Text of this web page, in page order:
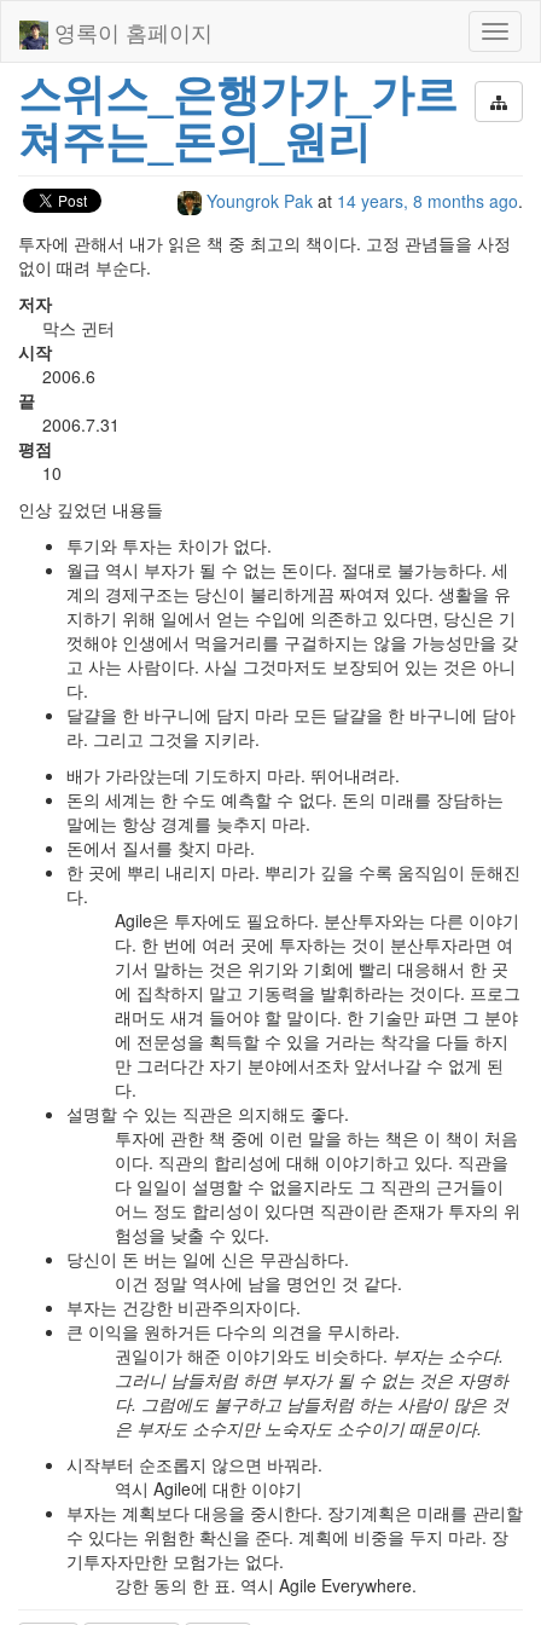
영록이 홈페이지
스위스_은행가가_가르
쳐주는_돈의_원리
Youngrok Pak at 14 years, 8 months ago.
투자에 관해서 내가 읽은 책 중 최고의 책이다. 고정 관념들을 사정
없이 때려 부순다.
저자
막스 귄터
시작
2006.6
끝
2006.7.31
평점
10
인상 깊었던 내용들
투기와 투자는 차이가 없다.
월급 역시 부자가 될 수 없는 돈이다. 절대로 불가능하다. 세
계의 경제구조는 당신이 불리하게끔 짜여져 있다. 생활을 유
지하기 위해 일에서 얻는 수입에 의존하고 있다면, 당신은 기
껏해야 인생에서 먹을거리를 구걸하지는 않을 가능성만을 갖
고 사는 사람이다. 사실 그것마저도 보장되어 있는 것은 아니
다.
달걀을 한 바구니에 담지 마라 모든 달걀을 한 바구니에 담아
라. 그리고 그것을 지키라.
배가 가라앉는데 기도하지 마라. 뛰어내려라.
돈의 세계는 한 수도 예측할 수 없다. 돈의 미래를 장담하는
말에는 항상 경계를 늦추지 마라.
돈에서 질서를 찾지 마라.
한 곳에 뿌리 내리지 마라. 뿌리가 깊을 수록 움직임이 둔해진
다.
Agile은 투자에도 필요하다. 분산투자와는 다른 이야기
다. 한 번에 여러 곳에 투자하는 것이 분산투자라면 여
기서 말하는 것은 위기와 기회에 빨리 대응해서 한 곳
에 집착하지 말고 기동력을 발휘하라는 것이다. 프로그
래머도 새겨 들어야 할 말이다. 한 기술만 파면 그 분야
에 전문성을 획득할 수 있을 거라는 착각을 다들 하지
만 그러다간 자기 분야에서조차 앞서나갈 수 없게 된
다.
설명할 수 있는 직관은 의지해도 좋다.
투자에 관한 책 중에 이런 말을 하는 책은 이 책이 처음
이다. 직관의 합리성에 대해 이야기하고 있다. 직관을
다 일일이 설명할 수 없을지라도 그 직관의 근거들이
어느 정도 합리성이 있다면 직관이란 존재가 투자의 위
험성을 낮출 수 있다.
당신이 돈 버는 일에 신은 무관심하다.
이건 정말 역사에 남을 명언인 것 같다.
부자는 건강한 비관주의자이다.
큰 이익을 원하거든 다수의 의견을 무시하라.
권일이가 해준 이야기와도 비슷하다. 부자는 소수다.
그러니 남들처럼 하면 부자가 될 수 없는 것은 자명하
다. 그럼에도 불구하고 남들처럼 하는 사람이 많은 것
은 부자도 소수지만 노숙자도 소수이기 때문이다.
시작부터 순조롭지 않으면 바꿔라.
역시 Agile에 대한 이야기
부자는 계획보다 대응을 중시한다. 장기계획은 미래를 관리할
수 있다는 위험한 확신을 준다. 계획에 비중을 두지 마라. 장
기투자자만한 모험가는 없다.
강한 동의 한 표. 역시 Agile Everywhere.